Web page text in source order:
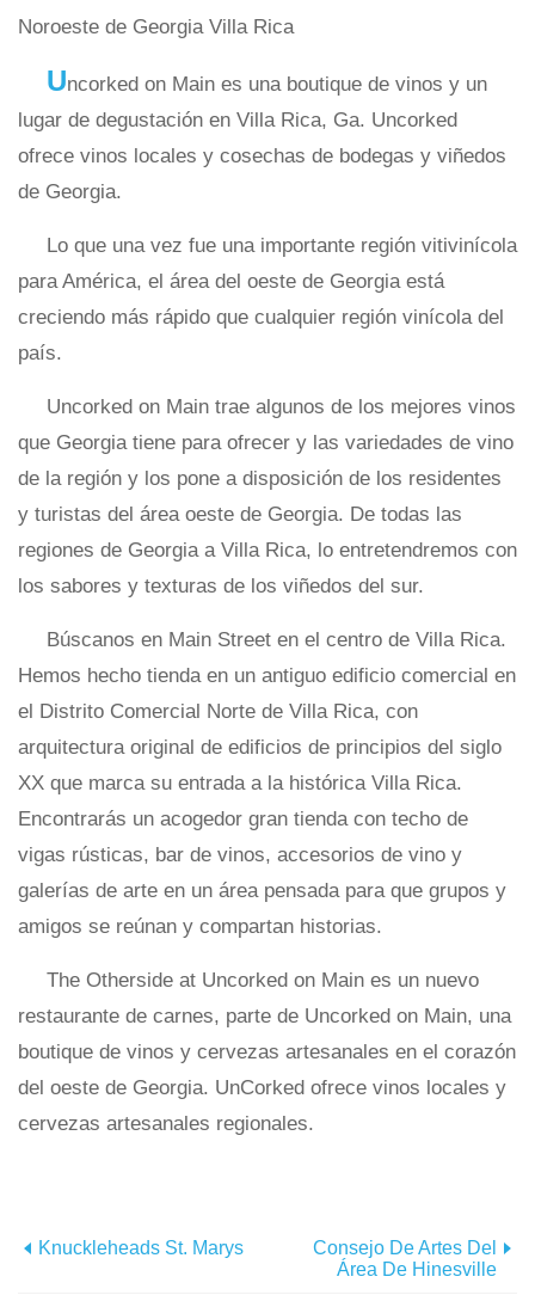
Noroeste de Georgia Villa Rica
Uncorked on Main es una boutique de vinos y un
lugar de degustación en Villa Rica, Ga. Uncorked
ofrece vinos locales y cosechas de bodegas y viñedos
de Georgia.
Lo que una vez fue una importante región vitivinícola
para América, el área del oeste de Georgia está
creciendo más rápido que cualquier región vinícola del
país.
Uncorked on Main trae algunos de los mejores vinos
que Georgia tiene para ofrecer y las variedades de vino
de la región y los pone a disposición de los residentes
y turistas del área oeste de Georgia. De todas las
regiones de Georgia a Villa Rica, lo entretendremos con
los sabores y texturas de los viñedos del sur.
Búscanos en Main Street en el centro de Villa Rica.
Hemos hecho tienda en un antiguo edificio comercial en
el Distrito Comercial Norte de Villa Rica, con
arquitectura original de edificios de principios del siglo
XX que marca su entrada a la histórica Villa Rica.
Encontrarás un acogedor gran tienda con techo de
vigas rústicas, bar de vinos, accesorios de vino y
galerías de arte en un área pensada para que grupos y
amigos se reúnan y compartan historias.
The Otherside at Uncorked on Main es un nuevo
restaurante de carnes, parte de Uncorked on Main, una
boutique de vinos y cervezas artesanales en el corazón
del oeste de Georgia. UnCorked ofrece vinos locales y
cervezas artesanales regionales.
Knuckleheads St. Marys
Consejo De Artes Del
Área De Hinesville